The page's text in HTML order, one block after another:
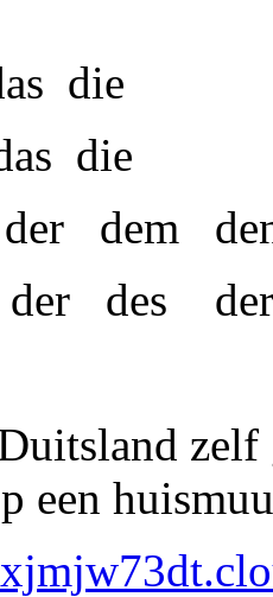
die
die
dem
des der
een